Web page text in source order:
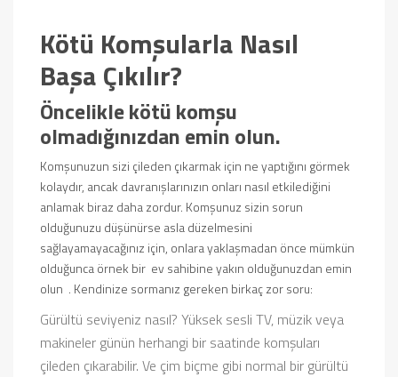
Kötü Komşularla Nasıl
Başa Çıkılır?
Öncelikle kötü komşu
olmadığınızdan emin olun.
Komşunuzun sizi çileden çıkarmak için ne yaptığını görmek
kolaydır, ancak davranışlarınızın onları nasıl etkilediğini
anlamak biraz daha zordur. Komşunuz sizin sorun
olduğunuzu düşünürse asla düzelmesini
sağlayamayacağınız için, onlara yaklaşmadan önce mümkün
olduğunca örnek bir ev sahibineyakın olduğunuzdan emin
olun . Kendinize sormanız gereken birkaç zor soru:
Gürültü seviyeniz nasıl? Yüksek sesli TV, müzik veya
makineler günün herhangi bir saatinde komşuları
çileden çıkarabilir. Ve çim biçme gibi normal bir gürültü